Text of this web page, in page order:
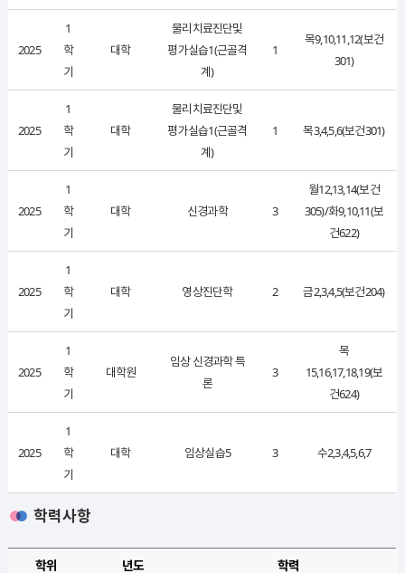
2025
1
학
기
대학
물리치료진단및
평가실습1(근골격
계)
1
목9,10,11,12(보건
301)
2025
1
학
기
대학
물리치료진단및
평가실습1(근골격
계)
1 목3,4,5,6(보건301)
2025
1
학
기
대학 신경과학 3
월12,13,14(보건
305)/화9,10,11(보
건622)
2025
1
학
기
대학 영상진단학 2 금2,3,4,5(보건204)
2025
1
학
기
대학원
임상 신경과학 특
론
3
목
15,16,17,18,19(보
건624)
2025
1
학
기
대학 임상실습5 3 수2,3,4,5,6,7
학력사항
학위 년도 학력